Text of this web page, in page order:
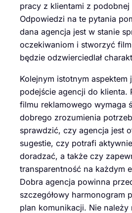
pracy z klientami z
Odpowiedzi na te pytania
dana agencja jest w stanie
oczekiwaniom i stworzyć
będzie odzwierciedlał
Kolejnym istotnym aspektem
podejście agencji do klienta.
filmu reklamowego wymaga
dobrego zrozumienia
sprawdzić, czy agencja jest
sugestie, czy potrafi
doradzać, a także czy
transparentność na każdym
Dobra agencja powinna
szczegółowy harmonogram
plan komunikacji. Nie należy